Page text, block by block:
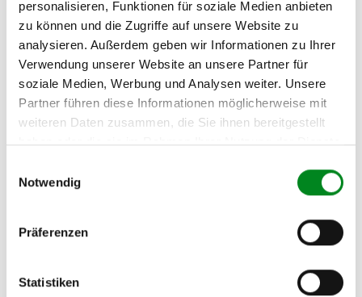
personalisieren, Funktionen für soziale Medien anbieten
zu können und die Zugriffe auf unsere Website zu
analysieren. Außerdem geben wir Informationen zu Ihrer
Verwendung unserer Website an unsere Partner für
soziale Medien, Werbung und Analysen weiter. Unsere
Partner führen diese Informationen möglicherweise mit
weiteren Daten zusammen, die Sie ihnen bereitgestellt
haben oder die sie im Rahmen Ihrer Nutzung der Dienste
Notwendig
Präferenzen
Statistiken
Klimakompressor Mazda 3 2,0i 16V Mazda 5 2,0i 16V
1,8i 16V
Artikel-Nr.: 51944R
320,00 €